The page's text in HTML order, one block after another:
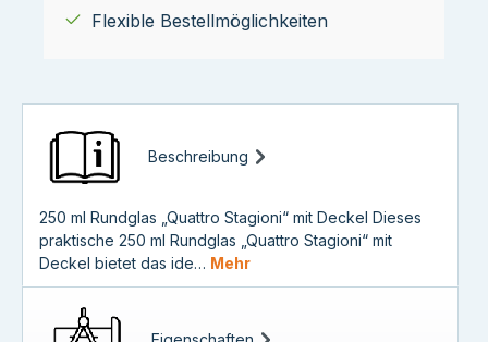
Flexible Bestellmöglichkeiten
Beschreibung
250 ml Rundglas „Quattro Stagioni“ mit Deckel Dieses
praktische 250 ml Rundglas „Quattro Stagioni“ mit
Deckel bietet das ide… Mehr